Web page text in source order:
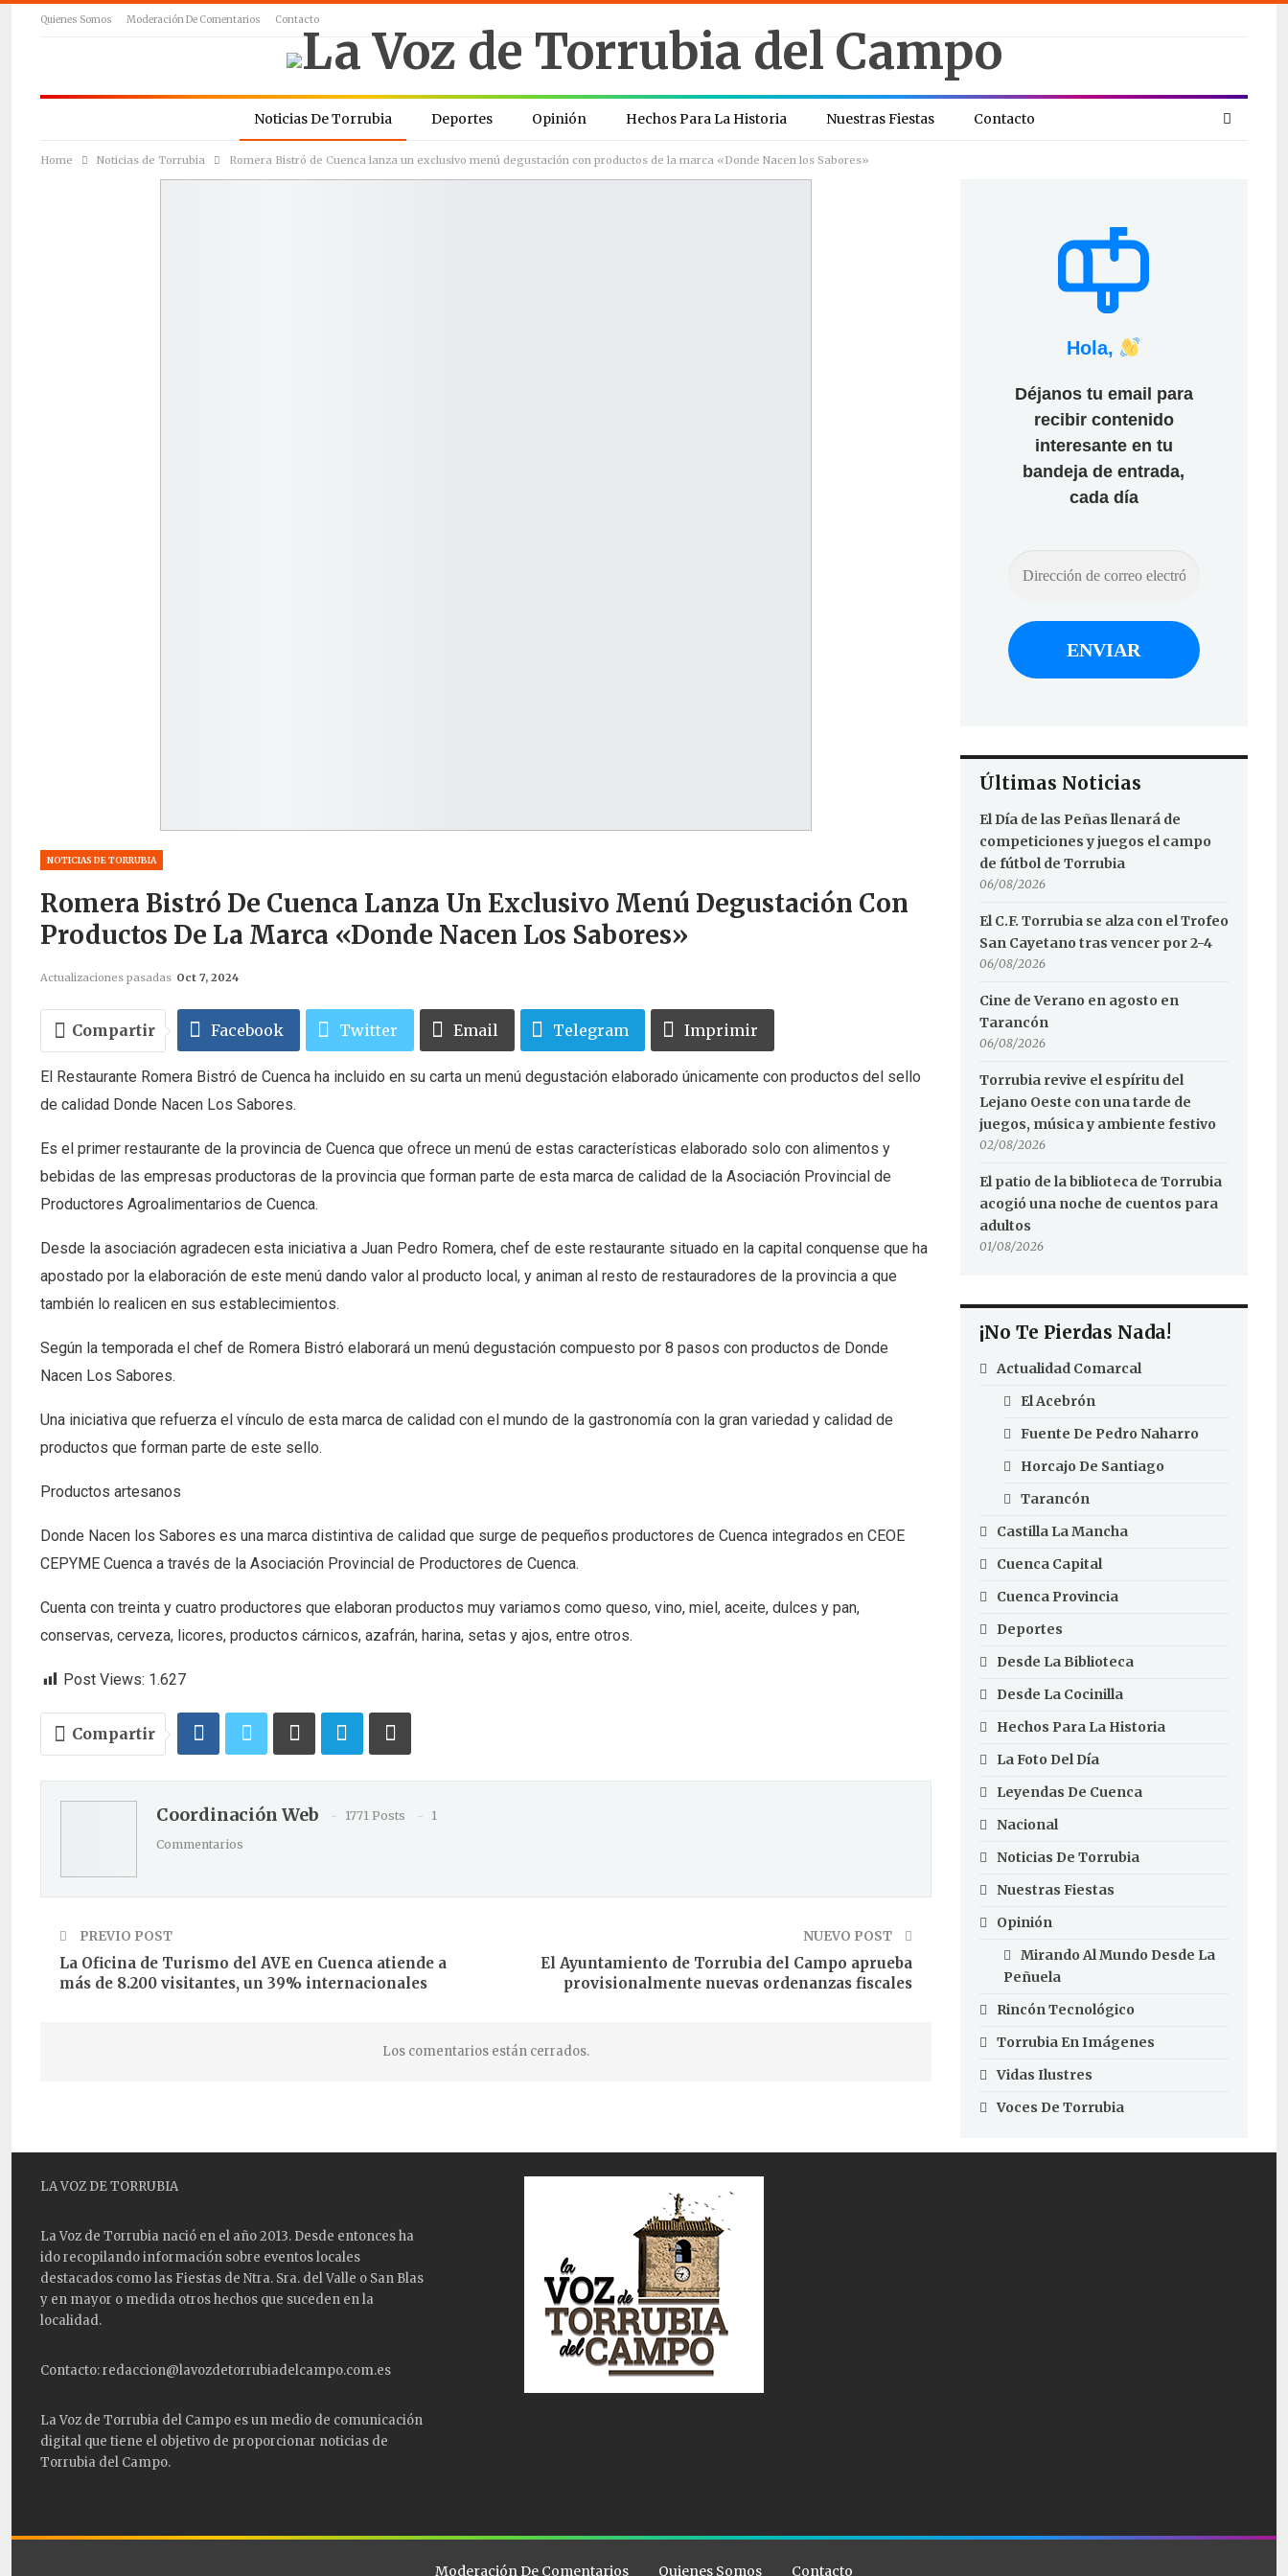
Quienes Somos Moderación De Comentarios Contacto
Noticias De Torrubia Deportes Opinión Hechos Para La Historia Nuestras Fiestas Contacto
Home Noticias de Torrubia Romera Bistró de Cuenca lanza un exclusivo menú degustación con productos de la marca «Donde Nacen los Sabores»
NOTICIAS DE TORRUBIA
Romera Bistró De Cuenca Lanza Un Exclusivo Menú Degustación Con
Productos De La Marca «Donde Nacen Los Sabores»
Actualizaciones pasadas Oct 7, 2024
Compartir Facebook Twitter Email Telegram Imprimir
El Restaurante Romera Bistró de Cuenca ha incluido en su carta un menú degustación elaborado únicamente con productos del sello
de calidad Donde Nacen Los Sabores.
Es el primer restaurante de la provincia de Cuenca que ofrece un menú de estas características elaborado solo con alimentos y
bebidas de las empresas productoras de la provincia que forman parte de esta marca de calidad de la Asociación Provincial de
Productores Agroalimentarios de Cuenca.
Desde la asociación agradecen esta iniciativa a Juan Pedro Romera, chef de este restaurante situado en la capital conquense que ha
apostado por la elaboración de este menú dando valor al producto local, y animan al resto de restauradores de la provincia a que
también lo realicen en sus establecimientos.
Según la temporada el chef de Romera Bistró elaborará un menú degustación compuesto por 8 pasos con productos de Donde
Nacen Los Sabores.
Una iniciativa que refuerza el vínculo de esta marca de calidad con el mundo de la gastronomía con la gran variedad y calidad de
productos que forman parte de este sello.
Productos artesanos
Donde Nacen los Sabores es una marca distintiva de calidad que surge de pequeños productores de Cuenca integrados en CEOE
CEPYME Cuenca a través de la Asociación Provincial de Productores de Cuenca.
Cuenta con treinta y cuatro productores que elaboran productos muy variamos como queso, vino, miel, aceite, dulces y pan,
conservas, cerveza, licores, productos cárnicos, azafrán, harina, setas y ajos, entre otros.
Post Views: 1.627
Compartir
Coordinación Web 1771 Posts
1
Commentarios
PREVIO POST
La Oficina de Turismo del AVE en Cuenca atiende a
más de 8.200 visitantes, un 39% internacionales
NUEVO POST
El Ayuntamiento de Torrubia del Campo aprueba
provisionalmente nuevas ordenanzas fiscales
Los comentarios están cerrados.
Hola,
Déjanos tu email para
recibir contenido
interesante en tu
bandeja de entrada,
cada día
Últimas Noticias
El Día de las Peñas llenará de
competiciones y juegos el campo
de fútbol de Torrubia
06/08/2026
El C.F. Torrubia se alza con el Trofeo
San Cayetano tras vencer por 2-4
06/08/2026
Cine de Verano en agosto en
Tarancón
06/08/2026
Torrubia revive el espíritu del
Lejano Oeste con una tarde de
juegos, música y ambiente festivo
02/08/2026
El patio de la biblioteca de Torrubia
acogió una noche de cuentos para
adultos
01/08/2026
¡No Te Pierdas Nada!
Actualidad Comarcal
El Acebrón
Fuente De Pedro Naharro
Horcajo De Santiago
Tarancón
Castilla La Mancha
Cuenca Capital
Cuenca Provincia
Deportes
Desde La Biblioteca
Desde La Cocinilla
Hechos Para La Historia
La Foto Del Día
Leyendas De Cuenca
Nacional
Noticias De Torrubia
Nuestras Fiestas
Opinión
Mirando Al Mundo Desde La
Peñuela
Rincón Tecnológico
Torrubia En Imágenes
Vidas Ilustres
Voces De Torrubia
LA VOZ DE TORRUBIA
La Voz de Torrubia nació en el año 2013. Desde entonces ha
ido recopilando información sobre eventos locales
destacados como las Fiestas de Ntra. Sra. del Valle o San Blas
y en mayor o medida otros hechos que suceden en la
localidad.
Contacto: redaccion@lavozdetorrubiadelcampo.com.es
La Voz de Torrubia del Campo es un medio de comunicación
digital que tiene el objetivo de proporcionar noticias de
Torrubia del Campo.
Moderación De Comentarios Quienes Somos Contacto